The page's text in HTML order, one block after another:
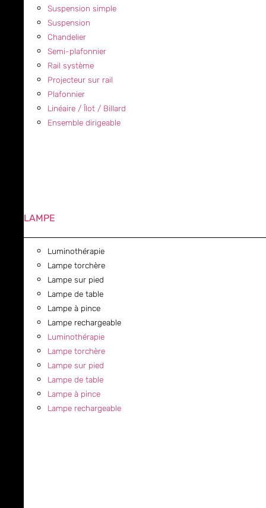
Suspension simple
Suspension
Chandelier
Semi-plafonnier
Rail système
Projecteur sur rail
Plafonnier
Linéaire / Îlot / Billard
Ensemble dirigeable
LAMPE
Luminothérapie
Lampe torchère
Lampe sur pied
Lampe de table
Lampe à pince
Lampe rechargeable
Luminothérapie
Lampe torchère
Lampe sur pied
Lampe de table
Lampe à pince
Lampe rechargeable